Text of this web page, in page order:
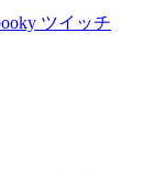
ツイッチ